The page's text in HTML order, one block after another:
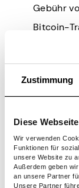
Zustimmung
Diese
Wir verwenden
Funktionen für
unsere Website zu
Außerdem geben
an unsere Partner
Unsere Partner
Gebühr
Bitcoin-
Bitcoin-